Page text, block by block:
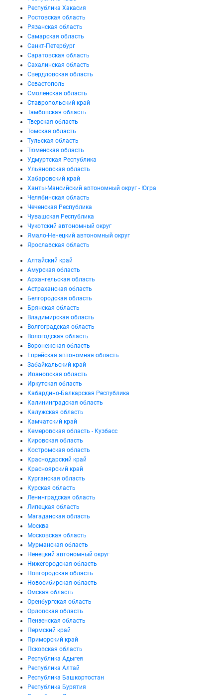
Республика Хакасия
Ростовская область
Рязанская область
Самарская область
Санкт-Петербург
Саратовская область
Сахалинская область
Свердловская область
Севастополь
Смоленская область
Ставропольский край
Тамбовская область
Тверская область
Томская область
Тульская область
Тюменская область
Удмуртская Республика
Ульяновская область
Хабаровский край
Ханты-Мансийский автономный округ - Югра
Челябинская область
Чеченская Республика
Чувашская Республика
Чукотский автономный округ
Ямало-Ненецкий автономный округ
Ярославская область
Алтайский край
Амурская область
Архангельская область
Астраханская область
Белгородская область
Брянская область
Владимирская область
Волгоградская область
Вологодская область
Воронежская область
Еврейская автономная область
Забайкальский край
Ивановская область
Иркутская область
Кабардино-Балкарская Республика
Калининградская область
Калужская область
Камчатский край
Кемеровская область - Кузбасс
Кировская область
Костромская область
Краснодарский край
Красноярский край
Курганская область
Курская область
Ленинградская область
Липецкая область
Магаданская область
Москва
Московская область
Мурманская область
Ненецкий автономный округ
Нижегородская область
Новгородская область
Новосибирская область
Омская область
Оренбургская область
Орловская область
Пензенская область
Пермский край
Приморский край
Псковская область
Республика Адыгея
Республика Алтай
Республика Башкортостан
Республика Бурятия